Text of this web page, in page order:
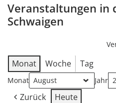
Veranstaltungen in
Schwaigen
Monat Woche Tag
Monat Jahr
Zurück Heute